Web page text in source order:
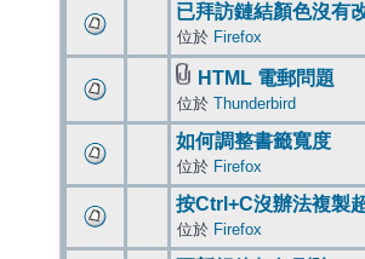
已拜訪鏈結顏色沒有
位於 Firefox
HTML 電郵問題
位於 Thunderbird
如何調整書籤寬度
位於 Firefox
按Ctrl+C沒辦法複製
位於 Firefox